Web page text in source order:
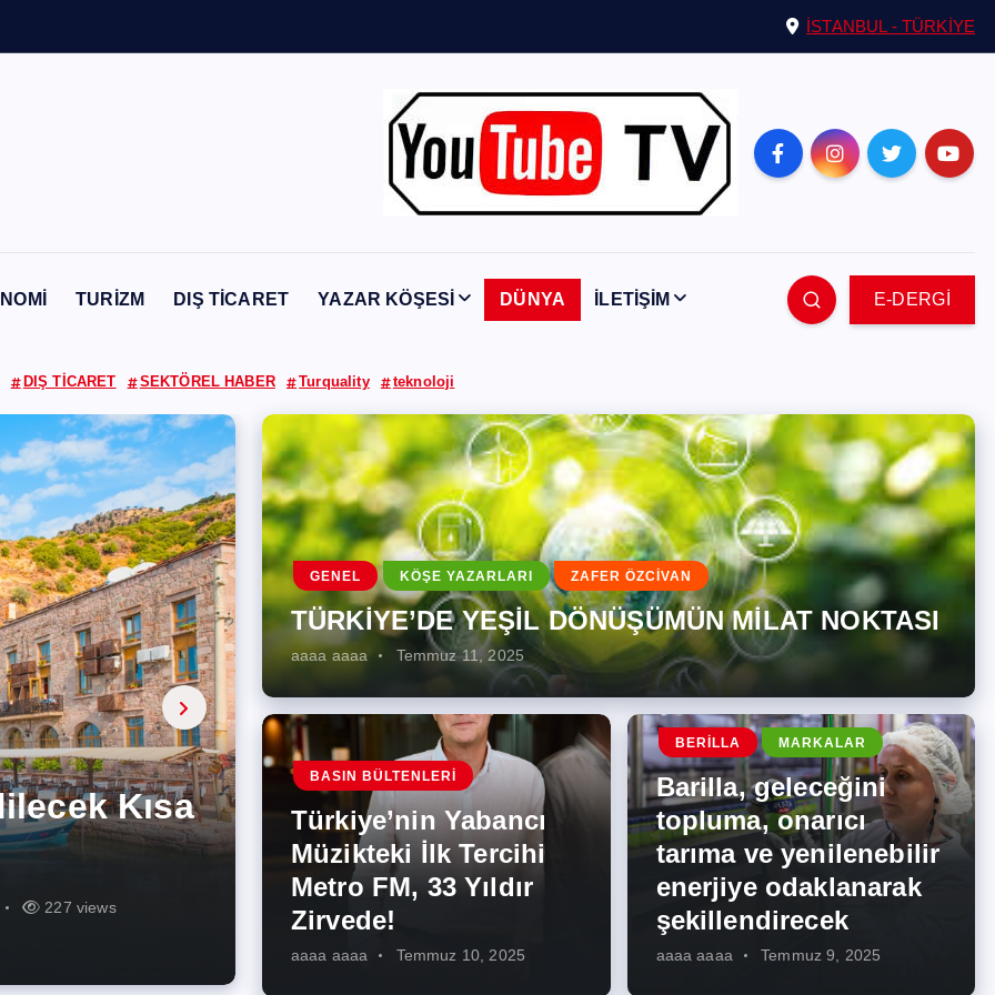
İSTANBUL - TÜRKİYE
TURİZM DIŞ TİCARET YAZAR KÖŞESİ DÜNYA İLETİŞİM E-DERGİ
DIŞ TİCARET SEKTÖREL HABER Turquality teknoloji
344 views
İlk
Zirvede!
273 views
onarıcı
275 views
Enerji
İş
287 views
Kısa
227 views
Artması
262 views
GENEL KÖŞE YAZARLARI ZAFER ÖZCİVAN
TÜRKİYE’DE YEŞİL DÖNÜŞÜMÜN MİLAT NOKTASI
aaaa aaaa Temmuz 11, 2025
BASIN BÜLTENLERI
Türkiye’nin Yabancı
Müzikteki İlk Tercihi
Metro FM, 33 Yıldır
Zirvede!
aaaa aaaa Temmuz 10, 2025
BERILLA MARKALAR
Barilla, geleceğini
topluma, onarıcı
tarıma ve yenilenebilir
enerjiye odaklanarak
şekillendirecek
aaaa aaaa Temmuz 9, 2025